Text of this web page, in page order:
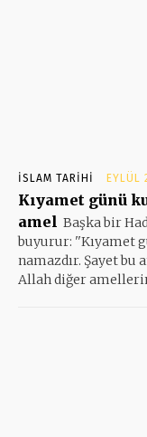
İSLAM TARIHI EYLÜL
Kıyamet günü
amel Başka bir
buyurur: ''Kıyamet
namazdır. Şayet
Allah diğer